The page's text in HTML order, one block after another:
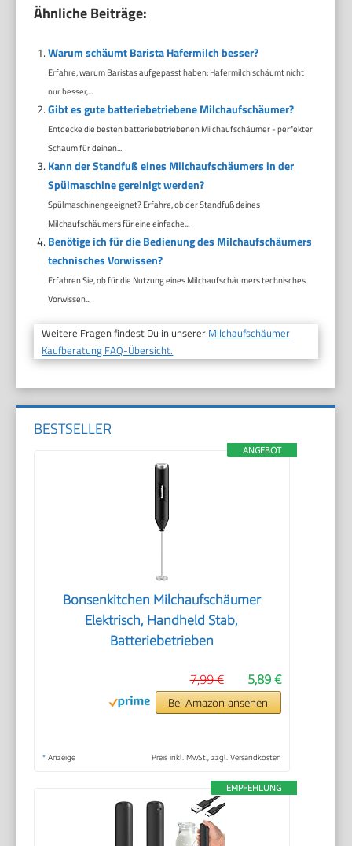
Ähnliche Beiträge:
Warum schäumt Barista Hafermilch besser?
Erfahre, warum Baristas aufgepasst haben: Hafermilch schäumt nicht
nur besser,...
Gibt es gute batteriebetriebene Milchaufschäumer?
Entdecke die besten batteriebetriebenen Milchaufschäumer - perfekter
Schaum für deinen...
Kann der Standfuß eines Milchaufschäumers in der
Spülmaschine gereinigt werden?
Spülmaschinengeeignet? Erfahre, ob der Standfuß deines
Milchaufschäumers für eine einfache...
Benötige ich für die Bedienung des Milchaufschäumers
technisches Vorwissen?
Erfahren Sie, ob für die Nutzung eines Milchaufschäumers technisches
Vorwissen...
Weitere Fragen findest Du in unserer Milchaufschäumer
Kaufberatung FAQ-Übersicht.
BESTSELLER
ANGEBOT
Bonsenkitchen Milchaufschäumer
Elektrisch, Handheld Stab,
Batteriebetrieben
5,89 €
7,99 €
Bei Amazon ansehen
* Anzeige Preis inkl. MwSt., zzgl. Versandkosten
EMPFEHLUNG